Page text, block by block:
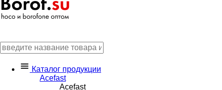
Каталог продукции
Acefast
Acefast